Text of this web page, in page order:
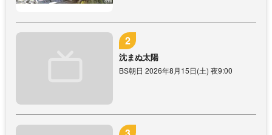
沈まぬ太陽
BS朝日 2026年8月15日(土) 夜9:00